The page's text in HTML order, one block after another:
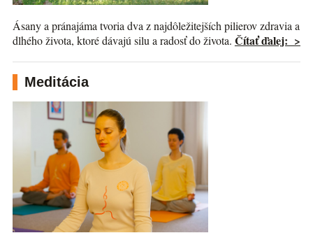
Ásany a pránajáma tvoria dva z najdôležitejších pilierov zdravia a
dlhého života, ktoré dávajú silu a radosť do života. Čítať ďalej: >
Meditácia